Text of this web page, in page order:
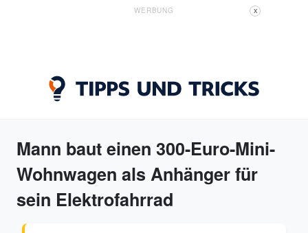
WERBUNG X
Mann baut einen 300-Euro-Mini-
Wohnwagen als Anhänger für
sein Elektrofahrrad